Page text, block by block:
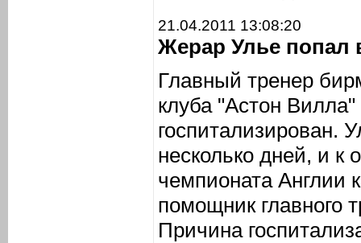
21.04.2011 13:08:20
Жерар Улье попал
Главный тренер
клуба "Астон
госпитализирован.
несколько дней, и к
чемпионата Англии
помощник главного
Причина